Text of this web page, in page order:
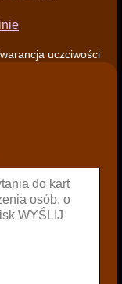
uczciwości